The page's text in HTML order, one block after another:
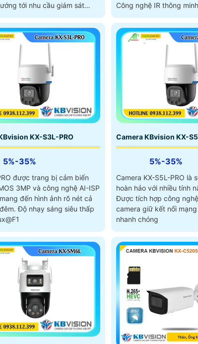
tới nhu cầu giám sát
cho kho bãi, nhà xưởng,
rộng hoặc hệ thống an ninh
cao
Công nghệ IR thông
điều chỉnh cường độ
tránh lóa sáng khi đối
bảo hình ảnh rõ ràng
KX-S3L-PRO
5%-35%
được trang bị cảm biến
3MP và công nghệ AI-ISP
đến hình ảnh rõ nét cả
siêu thấp
Camera KBvision KX-
5%-35%
Camera KX-S5L-PRO là
hoàn hảo với nhiều tính
Được tích hợp công
camera giữ kết nối
nhanh chóng